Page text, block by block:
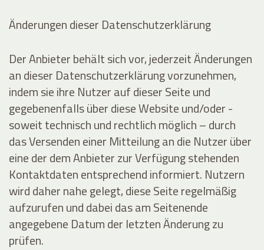
Änderungen dieser Datenschutzerklärung
Der Anbieter behält sich vor, jederzeit Änderungen
an dieser Datenschutzerklärung vorzunehmen,
indem sie ihre Nutzer auf dieser Seite und
gegebenenfalls über diese Website und/oder -
soweit technisch und rechtlich möglich – durch
das Versenden einer Mitteilung an die Nutzer über
eine der dem Anbieter zur Verfügung stehenden
Kontaktdaten entsprechend informiert. Nutzern
wird daher nahe gelegt, diese Seite regelmäßig
aufzurufen und dabei das am Seitenende
angegebene Datum der letzten Änderung zu
prüfen.